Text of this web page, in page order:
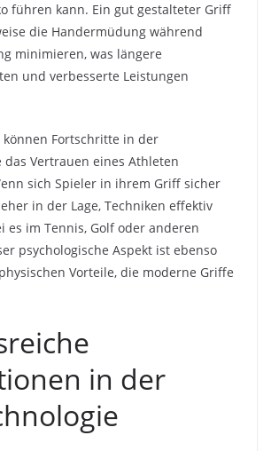
führen kann. Ein gut gestalteter Griff
die Handermüdung während
minimieren, was längere
und verbesserte Leistungen
Fortschritte in der
Vertrauen eines Athleten
sich Spieler in ihrem Griff sicher
in der Lage, Techniken effektiv
es im Tennis, Golf oder anderen
psychologische Aspekt ist ebenso
Vorteile, die moderne Griffe
in der